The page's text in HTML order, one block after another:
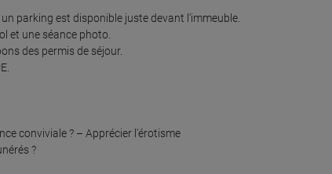
parking est disponible juste devant l'immeuble.
et une séance photo.
des permis de séjour.
conviviale ? – Apprécier l'érotisme
?